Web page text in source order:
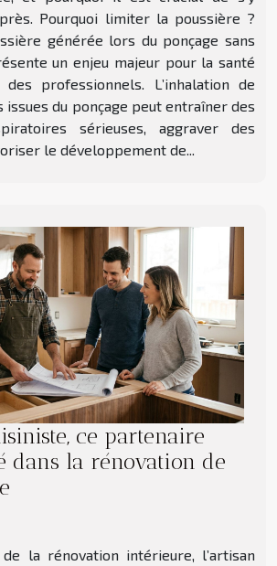
Pourquoi limiter la poussière ?
générée lors du ponçage sans
un enjeu majeur pour la santé
professionnels. L’inhalation de
du ponçage peut entraîner des
sérieuses, aggraver des
le développement de...
ce partenaire
dans la rénovation de
de la rénovation intérieure, l’artisan